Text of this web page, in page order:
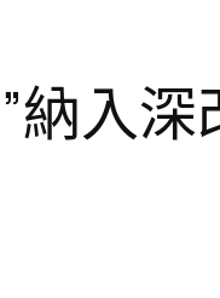
納入深